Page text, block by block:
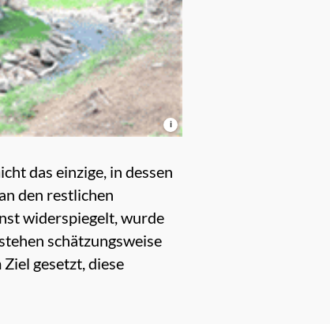
i
das einzige, in dessen
den restlichen
widerspiegelt, wurde
schätzungsweise
gesetzt, diese